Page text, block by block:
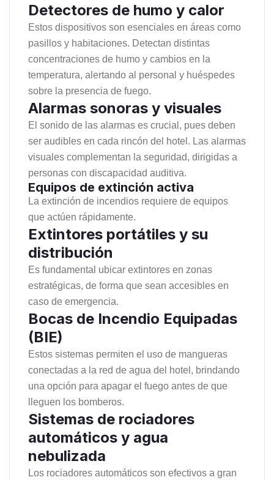
Detectores de humo y calor
Estos dispositivos son esenciales en áreas como
pasillos y habitaciones. Detectan distintas
concentraciones de humo y cambios en la
temperatura, alertando al personal y huéspedes
sobre la presencia de fuego.
Alarmas sonoras y visuales
El sonido de las alarmas es crucial, pues deben
ser audibles en cada rincón del hotel. Las alarmas
visuales complementan la seguridad, dirigidas a
personas con discapacidad auditiva.
Equipos de extinción activa
La extinción de incendios requiere de equipos
que actúen rápidamente.
Extintores portátiles y su
distribución
Es fundamental ubicar extintores en zonas
estratégicas, de forma que sean accesibles en
caso de emergencia.
Bocas de Incendio Equipadas
(BIE)
Estos sistemas permiten el uso de mangueras
conectadas a la red de agua del hotel, brindando
una opción para apagar el fuego antes de que
lleguen los bomberos.
Sistemas de rociadores
automáticos y agua
nebulizada
Los rociadores automáticos son efectivos a gran